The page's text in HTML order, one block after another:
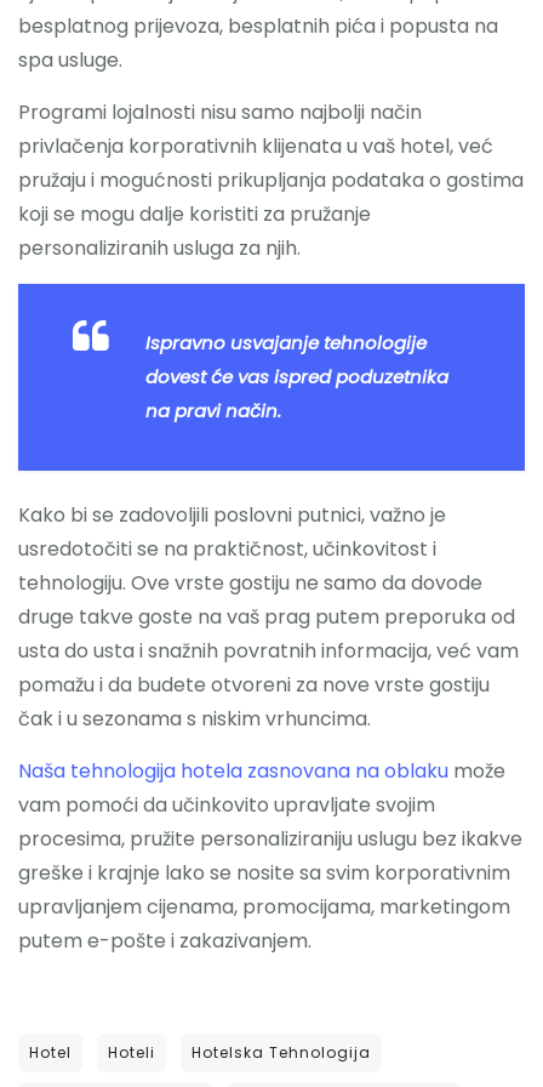
besplatnog prijevoza, besplatnih pića i popusta na
spa usluge.
Programi lojalnosti nisu samo najbolji način
privlačenja korporativnih klijenata u vaš hotel, već
pružaju i mogućnosti prikupljanja podataka o gostima
koji se mogu dalje koristiti za pružanje
personaliziranih usluga za njih.
Ispravno usvajanje tehnologije
dovest će vas ispred poduzetnika
na pravi način.
Kako bi se zadovoljili poslovni putnici, važno je
usredotočiti se na praktičnost, učinkovitost i
tehnologiju. Ove vrste gostiju ne samo da dovode
druge takve goste na vaš prag putem preporuka od
usta do usta i snažnih povratnih informacija, već vam
pomažu i da budete otvoreni za nove vrste gostiju
čak i u sezonama s niskim vrhuncima.
Naša tehnologija hotela zasnovana na oblaku može
vam pomoći da učinkovito upravljate svojim
procesima, pružite personaliziraniju uslugu bez ikakve
greške i krajnje lako se nosite sa svim korporativnim
upravljanjem cijenama, promocijama, marketingom
putem e-pošte i zakazivanjem.
Hotel Hoteli Hotelska Tehnologija